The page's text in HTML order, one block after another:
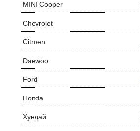
MINI Cooper
Chevrolet
Citroen
Daewoo
Ford
Honda
Хундай